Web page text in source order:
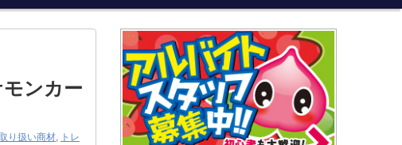
ンカー
り扱い商材, トレ